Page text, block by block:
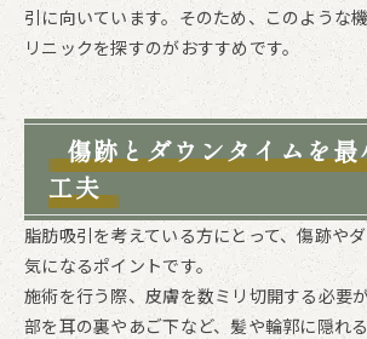
引に向いています。そのため、このような
リニックを探すのがおすすめです。
傷跡とダウンタイムを
工夫
脂肪吸引を考えている方にとって、傷跡や
気になるポイントです。
施術を行う際、皮膚を数ミリ切開する必要
部を耳の裏やあご下など、髪や輪郭に隠れ